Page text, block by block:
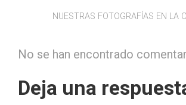
NUESTRAS FOTOGRAFÍAS EN LA
No se han encontrado
Deja una